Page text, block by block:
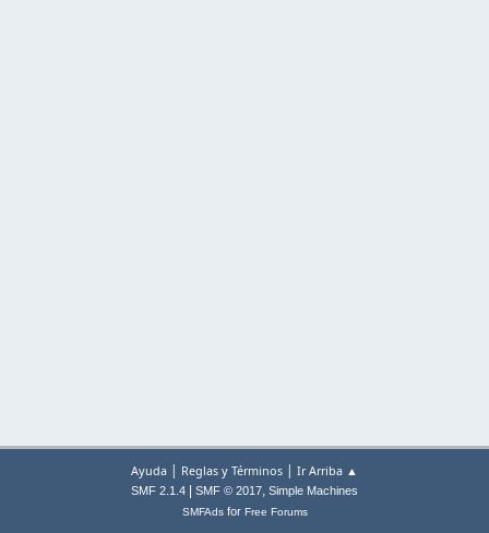
Ayuda | Reglas y Términos | Ir Arriba ▲
SMF 2.1.4 SMF © 2017, Simple Machines
SMFAdsfor Free Forums